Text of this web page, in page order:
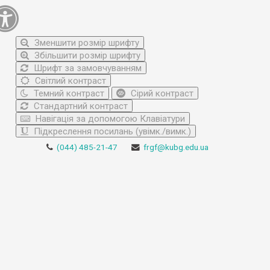
Зменшити розмір шрифту
Збільшити розмір шрифту
Шрифт за замовчуванням
Світлий контраст
Темний контраст
Сірий контраст
Стандартний контраст
Навігація за допомогою Клавіатури
Підкреслення посилань (увімк./вимк.)
(044) 485-21-47 frgf@kubg.edu.ua